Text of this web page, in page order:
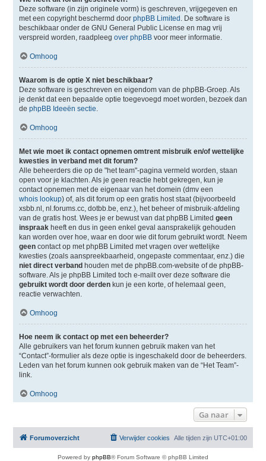
Deze software (in zijn originele vorm) is geschreven, vrijgegeven en
met een copyright beschermd door phpBB Limited . De software is
beschikbaar onder de GNU General Public License en mag vrij
verspreid worden, raadpleeg over phpBBvoor meer informatie.
Omhoog
Waarom is de optie X niet beschikbaar?
Deze software is geschreven en eigendom van de phpBB-Groep. Als
je denkt dat een bepaalde optie toegevoegd moet worden, bezoek dan
de phpBB Ideeën sectie.
Omhoog
Met wie moet ik contact opnemen omtrent misbruik en/of wettelijke
kwesties in verband met dit forum?
Alle beheerders die op de "het team"-pagina vermeld worden, staan
open voor je klachten. Als je geen reactie hebt gekregen, kun je
contact opnemen met de eigenaar van het domein (dmv een
whois lookup) of, als dit forum op een gratis host staat (bijvoorbeeld
xsbb.nl, nl.forums.cc, dotbb.be, enz.), het beheer of misbruik-afdeling
van de gratis host. Wees je er bewust van dat phpBB Limited geen
inspraakheeft en dus in geen enkel geval aansprakelijk gehouden
kan worden over hoe, waar en door wie dit forum gebruikt wordt. Neem
geencontact op met phpBB Limited met vragen over wettelijke
kwesties (zoals aanspreekbaarheid, ongepaste commentaar, enz.) die
niet direct verband houden met de phpBB.com-website of de phpBB-
software. Als je phpBB Limited toch e-mailt over deze software die
gebruikt wordt door derdenkun je een korte, of helemaal geen,
reactie verwachten.
Omhoog
Hoe neem ik contact op met een beheerder?
Alle gebruikers van het forum kunnen gebruik maken van het
“Contact”-formulier als deze optie is ingeschakeld door de beheerders.
Leden van het forum kunnen ook gebruik maken van de “Het Team”-
link.
Omhoog
Ga naar
Forumoverzicht Alle tijden zijn UTC+01:00
Verwijder cookies
Powered by phpBB® Forum Software © phpBB Limited